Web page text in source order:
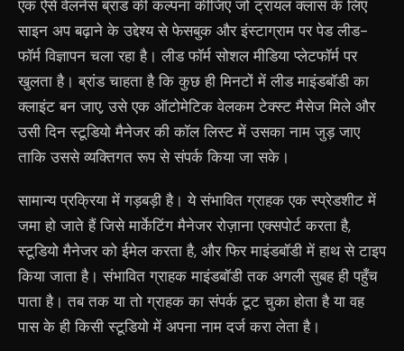
एक ऐसे वेलनेस ब्रांड की कल्पना कीजिए जो ट्रायल क्लास के लिए
साइन अप बढ़ाने के उद्देश्य से फेसबुक और इंस्टाग्राम पर पेड लीड-
फॉर्म विज्ञापन चला रहा है। लीड फॉर्म सोशल मीडिया प्लेटफॉर्म पर
खुलता है। ब्रांड चाहता है कि कुछ ही मिनटों में लीड माइंडबॉडी का
क्लाइंट बन जाए, उसे एक ऑटोमेटिक वेलकम टेक्स्ट मैसेज मिले और
उसी दिन स्टूडियो मैनेजर की कॉल लिस्ट में उसका नाम जुड़ जाए
ताकि उससे व्यक्तिगत रूप से संपर्क किया जा सके।
सामान्य प्रक्रिया में गड़बड़ी है। ये संभावित ग्राहक एक स्प्रेडशीट में
जमा हो जाते हैं जिसे मार्केटिंग मैनेजर रोज़ाना एक्सपोर्ट करता है,
स्टूडियो मैनेजर को ईमेल करता है, और फिर माइंडबॉडी में हाथ से टाइप
किया जाता है। संभावित ग्राहक माइंडबॉडी तक अगली सुबह ही पहुँच
पाता है। तब तक या तो ग्राहक का संपर्क टूट चुका होता है या वह
पास के ही किसी स्टूडियो में अपना नाम दर्ज करा लेता है।